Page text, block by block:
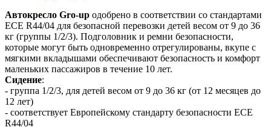
Автокресло Gro-up одобрено в соответствии со стандартами
ECE R44/04 для безопасной перевозки детей весом от 9 до 36
кг (группы 1/2/3). Подголовник и ремни безопасности,
которые могут быть одновременно отрегулированы, вкупе с
мягкими вкладышами обеспечивают безопасность и комфорт
маленьких пассажиров в течение 10 лет.
Сидение:
- группа 1/2/3, для детей весом от 9 до 36 кг (от 12 месяцев до
12 лет)
- соответствует Европейскому стандарту безопасности ECE
R44/04